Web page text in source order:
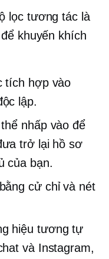
lọc tương tác là
khuyến khích
tích hợp vào
lập.
nhấp vào để
trở lại hồ sơ
của bạn.
cử chỉ và nét
hiệu tương tự
và Instagram,